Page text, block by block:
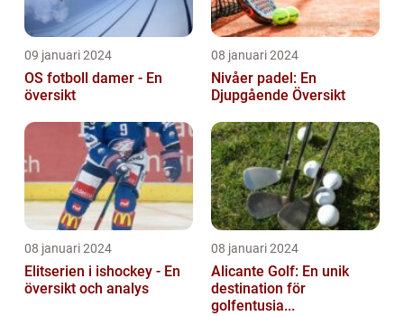
09 januari 2024
OS fotboll damer - En
översikt
08 januari 2024
Nivåer padel: En
Djupgående Översikt
08 januari 2024
Elitserien i ishockey - En
översikt och analys
08 januari 2024
Alicante Golf: En unik
destination för
golfentusia...